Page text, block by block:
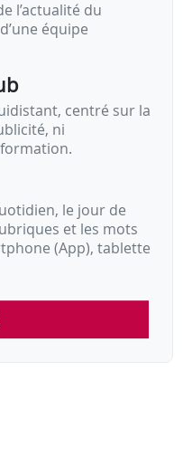
l’actualité du
équipe
centré sur la
ni
le jour de
et les mots
(App), tablette